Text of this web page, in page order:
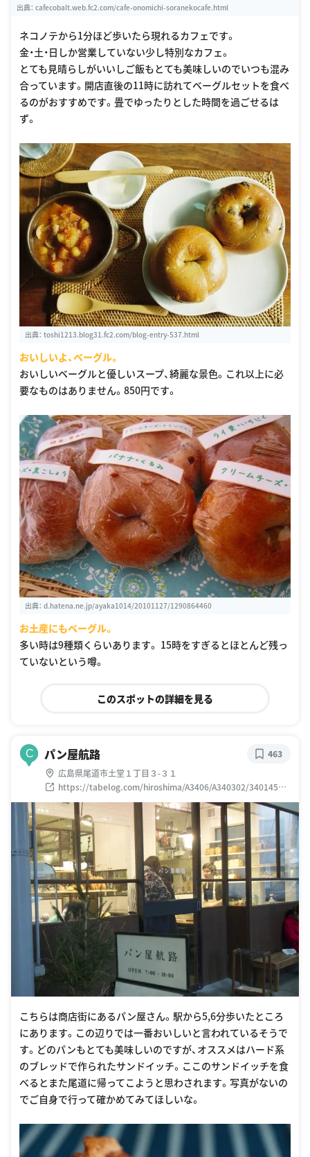
出典： cafecobalt.web.fc2.com/cafe-onomichi-soranekocafe.html
ネコノテから1分ほど歩いたら現れるカフェです。
金・土・日しか営業していない少し特別なカフェ。
とても見晴らしがいいしご飯もとても美味しいのでいつも混み
合っています。開店直後の11時に訪れてベーグルセットを食べ
るのがおすすめです。畳でゆったりとした時間を過ごせるは
ず。
出典： toshi1213.blog31.fc2.com/blog-entry-537.html
おいしいよ、ベーグル。
おいしいベーグルと優しいスープ、綺麗な景色。これ以上に必
要なものはありません。850円です。
出典： d.hatena.ne.jp/ayaka1014/20101127/1290864460
お土産にもベーグル。
多い時は9種類くらいあります。 15時をすぎるとほとんど残っ
ていないという噂。
このスポットの詳細を見る
C パン屋航路
広島県尾道市土堂１丁目３-３１
https://tabelog.com/hiroshima/A3406/A340302/34014537
/
463
こちらは商店街にあるパン屋さん。駅から5,6分歩いたところ
にあります。この辺りでは一番おいしいと言われているそうで
す。どのパンもとても美味しいのですが、オススメはハード系
のブレッドで作られたサンドイッチ。ここのサンドイッチを食
べるとまた尾道に帰ってこようと思わされます。写真がないの
でご自身で行って確かめてみてほしいな。